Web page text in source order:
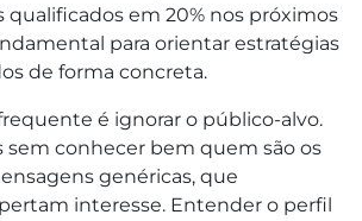
qualificados em 20% nos próximos
para orientar estratégias
de forma concreta.
é ignorar o público-alvo.
sem conhecer bem quem são os
genéricas, que
interesse. Entender o perfil